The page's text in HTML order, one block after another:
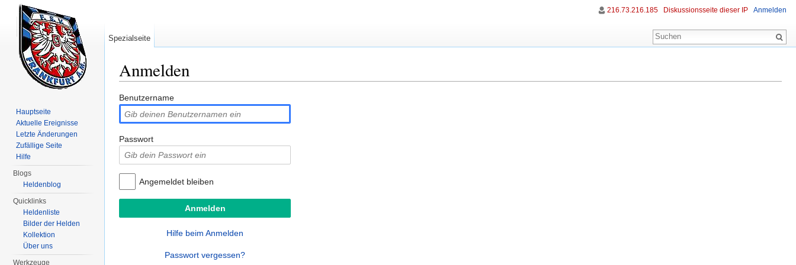
Anmelden
Benutzername
Passwort
Angemeldet bleiben
Hilfe beim Anmelden
Passwort vergessen?
216.73.216.185 Diskussionsseite dieser IP Anmelden
Spezialseite
Hauptseite
Aktuelle Ereignisse
Letzte Änderungen
Zufällige Seite
Hilfe
Blogs
Heldenblog
Quicklinks
Heldenliste
Bilder der Helden
Kollektion
Über uns
Werkzeuge